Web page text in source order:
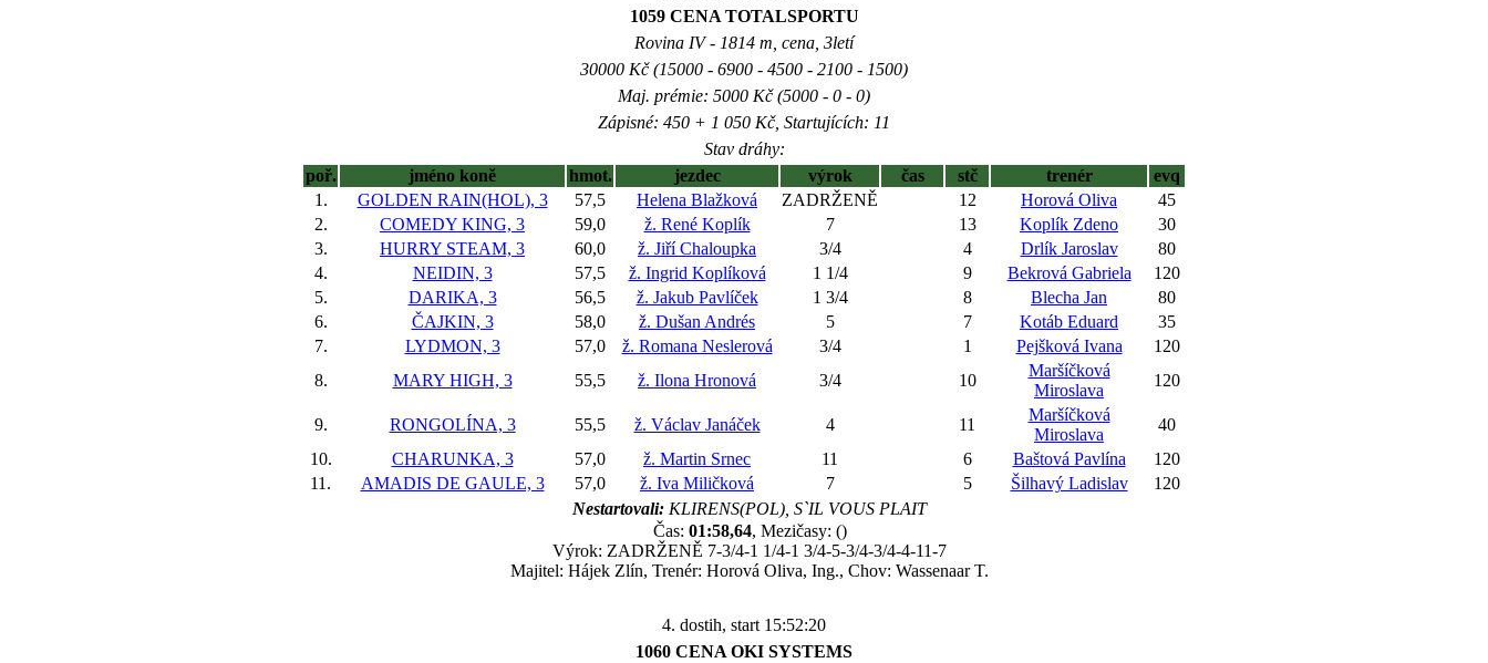
1059 CENA TOTALSPORTU
Rovina IV - 1814 m, cena, 3letí
30000 Kč (15000 - 6900 - 4500 - 2100 - 1500)
Maj. prémie: 5000 Kč (5000 - 0 - 0)
Zápisné: 450 + 1 050 Kč, Startujících: 11
Stav dráhy:
poř.
jméno koně hmot. jezdec výrok čas stč trenér
evq
1.
GOLDEN RAIN(HOL), 3 57,5 Helena Blažková ZADRŽENĚ 12 Horová Oliva
45
2.
COMEDY KING, 3 59,0 ž. René Koplík 7 13 Koplík Zdeno
30
3.
HURRY STEAM, 3 60,0 ž. Jiří Chaloupka 3/4 4 Drlík Jaroslav
80
4.
NEIDIN, 3 57,5 ž. Ingrid Koplíková 1 1/4 9 Bekrová Gabriela
120
5.
DARIKA, 3 56,5 ž. Jakub Pavlíček 1 3/4 8 Blecha Jan
80
6.
ČAJKIN, 3 58,0 ž. Dušan Andrés 5 7 Kotáb Eduard
35
7.
LYDMON, 3 57,0 ž. Romana Neslerová 3/4 1 Pejšková Ivana
120
8.
MARY HIGH, 3 55,5 ž. Ilona Hronová 3/4 10
Maršíčková
Miroslava
120
9. RONGOLÍNA, 3 55,5 ž. Václav Janáček 4 11
Maršíčková
Miroslava
40
10.
CHARUNKA, 3 57,0 ž. Martin Srnec 11 6 Baštová Pavlína
120
11.
AMADIS DE GAULE, 3 57,0 ž. Iva Miličková 7 5 Šilhavý Ladislav
120
Nestartovali: KLIRENS(POL), S`IL VOUS PLAIT
Čas: 01:58,64, Mezičasy: ()
Výrok: ZADRŽENĚ 7-3/4-1 1/4-1 3/4-5-3/4-3/4-4-11-7
Majitel: Hájek Zlín, Trenér: Horová Oliva, Ing., Chov: Wassenaar T.
4. dostih, start 15:52:20
1060 CENA OKI SYSTEMS